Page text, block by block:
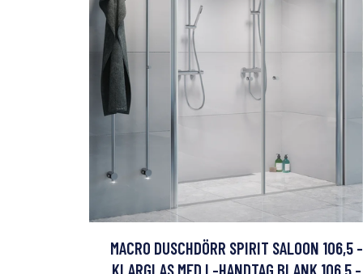
MACRO DUSCHDÖRR SPIRIT SALOON 106,5 -
KLARGLAS MED L-HANDTAG BLANK 106,5 -